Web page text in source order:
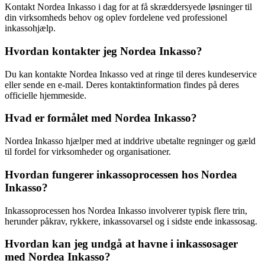
Kontakt Nordea Inkasso i dag for at få skræddersyede løsninger til
din virksomheds behov og oplev fordelene ved professionel
inkassohjælp.
Hvordan kontakter jeg Nordea Inkasso?
Du kan kontakte Nordea Inkasso ved at ringe til deres kundeservice
eller sende en e-mail. Deres kontaktinformation findes på deres
officielle hjemmeside.
Hvad er formålet med Nordea Inkasso?
Nordea Inkasso hjælper med at inddrive ubetalte regninger og gæld
til fordel for virksomheder og organisationer.
Hvordan fungerer inkassoprocessen hos Nordea
Inkasso?
Inkassoprocessen hos Nordea Inkasso involverer typisk flere trin,
herunder påkrav, rykkere, inkassovarsel og i sidste ende inkassosag.
Hvordan kan jeg undgå at havne i inkassosager
med Nordea Inkasso?